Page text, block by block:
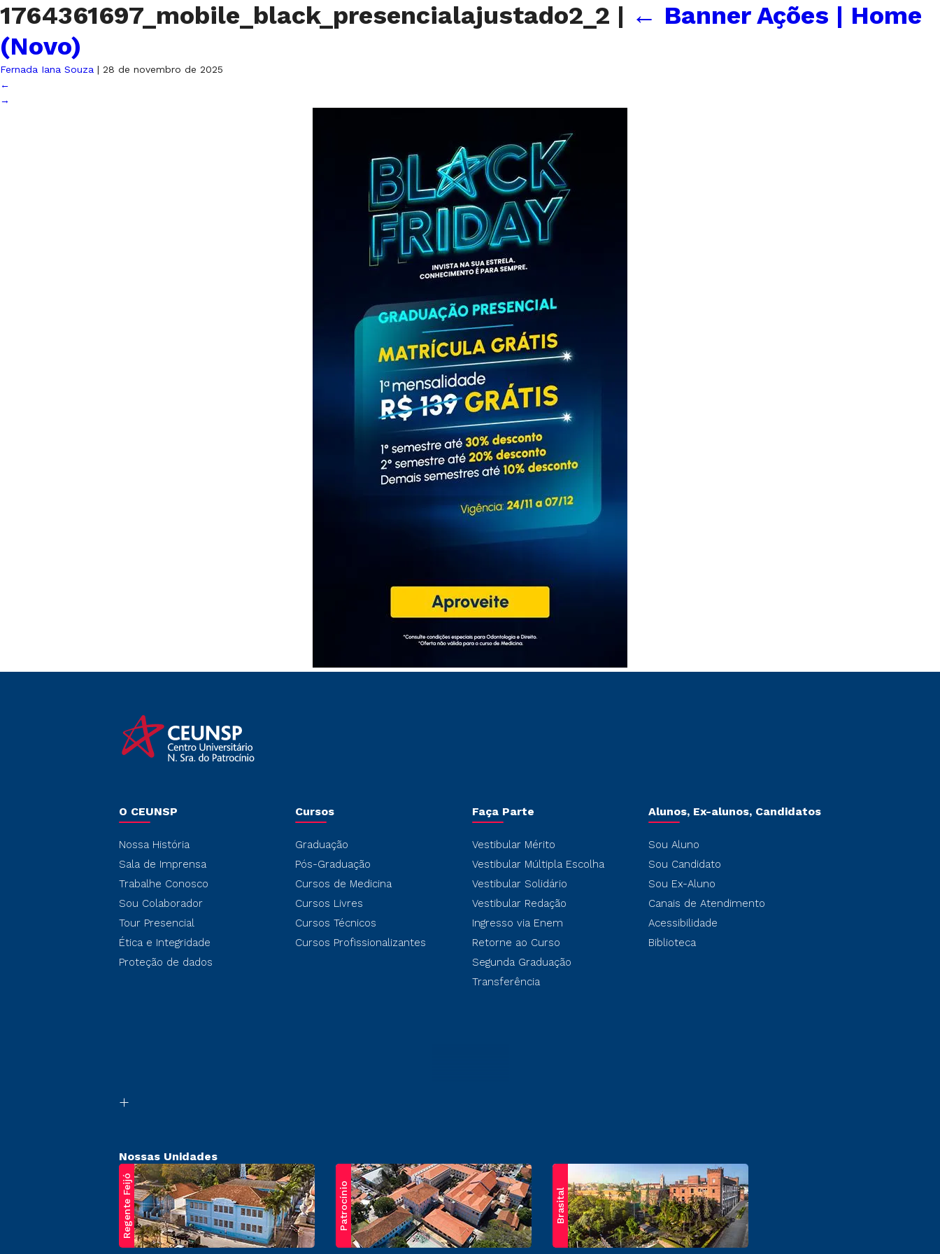
1764361697_mobile_black_presencialajustado2_2 | ← Banner Ações | Home
(Novo)
Fernada Iana Souza | 28 de novembro de 2025
←
→
O CEUNSP
Nossa História
Sala de Imprensa
Trabalhe Conosco
Sou Colaborador
Tour Presencial
Ética e Integridade
Proteção de dados
Cursos
Graduação
Pós-Graduação
Cursos de Medicina
Cursos Livres
Cursos Técnicos
Cursos Profissionalizantes
Faça Parte
Vestibular Mérito
Vestibular Múltipla Escolha
Vestibular Solidário
Vestibular Redação
Ingresso via Enem
Retorne ao Curso
Segunda Graduação
Transferência
Alunos, Ex-alunos, Candidatos
Sou Aluno
Sou Candidato
Sou Ex-Aluno
Canais de Atendimento
Acessibilidade
Biblioteca
Nossas Unidades
Regente Feijó Patrocínio Brasital